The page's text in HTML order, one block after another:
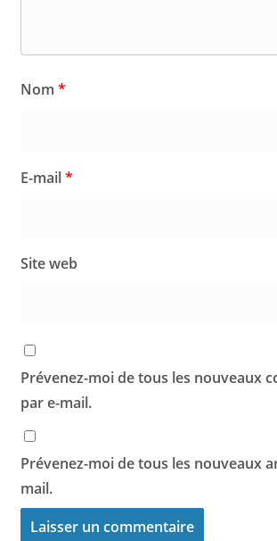
Nom *
E-mail*
Site web
Prévenez-moi de tous les nouveaux
par e-mail.
Prévenez-moi de tous les nouveaux
mail.